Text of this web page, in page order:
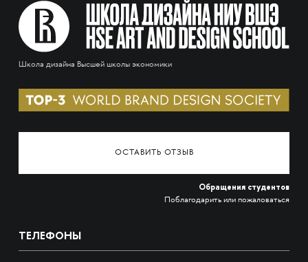
Школа дизайна Высшей школы экономики
ОСТАВИТЬ ОТЗЫВ
Обращения студентов
Поблагодарить или пожаловаться
ТЕЛЕФОНЫ